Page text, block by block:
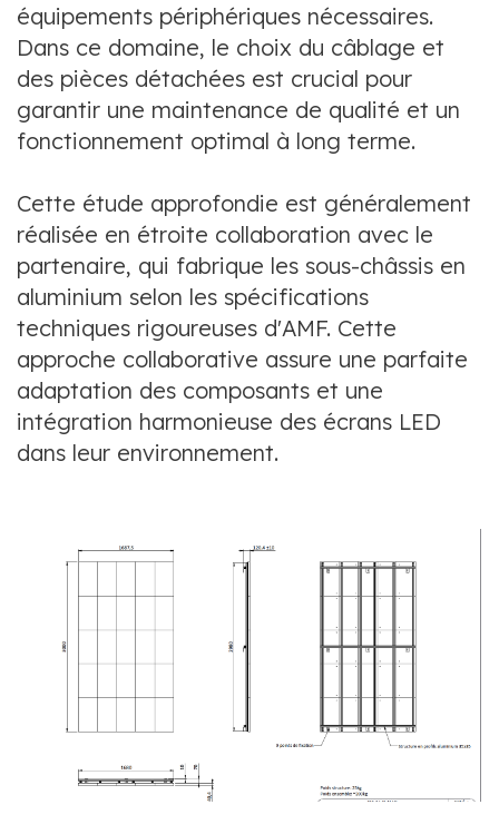
équipements périphériques nécessaires.
Dans ce domaine, le choix du câblage et
des pièces détachées est crucial pour
garantir une maintenance de qualité et un
fonctionnement optimal à long terme.
Cette étude approfondie est généralement
réalisée en étroite collaboration avec le
partenaire, qui fabrique les sous-châssis en
aluminium selon les spécifications
techniques rigoureuses d'AMF. Cette
approche collaborative assure une parfaite
adaptation des composants et une
intégration harmonieuse des écrans LED
dans leur environnement.